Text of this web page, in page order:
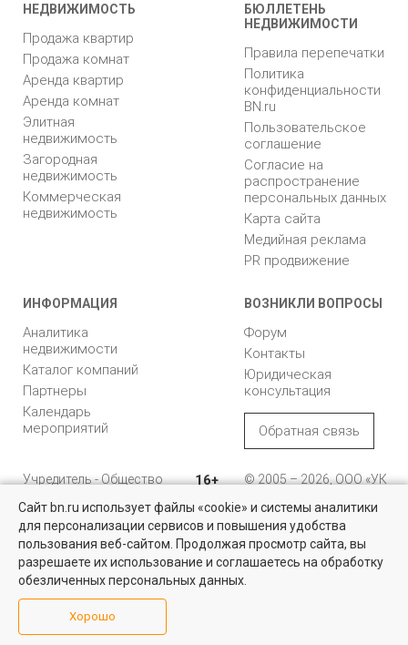
НЕДВИЖИМОСТЬ
Продажа квартир
Продажа комнат
Аренда квартир
Аренда комнат
Элитная
недвижимость
Загородная
недвижимость
Коммерческая
недвижимость
БЮЛЛЕТЕНЬ
НЕДВИЖИМОСТИ
Правила перепечатки
Политика
конфиденциальности
BN.ru
Пользовательское
соглашение
Согласие на
распространение
персональных данных
Карта сайта
Медийная реклама
PR продвижение
ИНФОРМАЦИЯ
Аналитика
недвижимости
Каталог компаний
Партнеры
Календарь
мероприятий
ВОЗНИКЛИ ВОПРОСЫ
Форум
Контакты
Юридическая
консультация
Обратная связь
Учредитель - Общество
ответственностью
"Управляющая
компания "Бюллетень
недвижимости"
16+
© 2005 – 2026, ООО «УК
196105, Санкт-
Петербург, пр. Юрия
Гагарина, 1
8 (812) 331-93-56
reklama@bn.ru
Сайт bn.ru использует файлы «cookie» и системы аналитики
для персонализации сервисов и повышения удобства
пользования веб-сайтом. Продолжая просмотр сайта, вы
разрешаете их использование и соглашаетесь на обработку
обезличенных персональных данных.
Хорошо